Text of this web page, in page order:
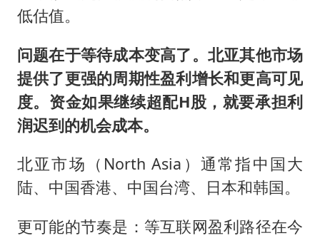
低估值。
问题在于等待成本变高了。北亚其他市场
提供了更强的周期性盈利增长和更高可见
度。资金如果继续超配H股，就要承担利
润迟到的机会成本。
北亚市场（North Asia）通常指中国大
陆、中国香港、中国台湾、日本和韩国。
更可能的节奏是：等互联网盈利路径在今